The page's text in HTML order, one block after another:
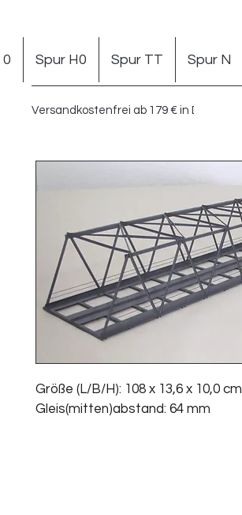
Versandkostenfrei ab 179 € in DE
0 Spur H0 Spur TT Spur N
Größe (L/B/H): 108 x 13,6 x 10,0 cm
Gleis(mitten)abstand: 64 mm